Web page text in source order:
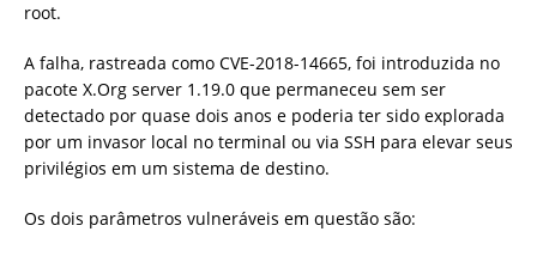
root.
A falha, rastreada como CVE-2018-14665, foi introduzida no
pacote X.Org server 1.19.0 que permaneceu sem ser
detectado por quase dois anos e poderia ter sido explorada
por um invasor local no terminal ou via SSH para elevar seus
privilégios em um sistema de destino.
Os dois parâmetros vulneráveis ​​em questão são: